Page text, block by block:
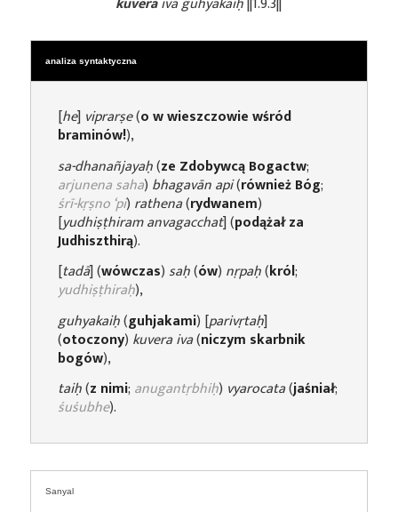
analiza syntaktyczna
[he]viprarṣe(o w wieszczowie wśród
braminów!),
sa-dhanañjayaḥ(ze Zdobywcą Bogactw;
arjunena saha) bhagavān api(również Bóg;
śrī-kṛṣno ‘pi) rathena(rydwanem)
[yudhiṣṭhiram anvagacchat] (podążał za
Judhiszthirą).
[tadā] (wówczas)saḥ(ów) nṛpaḥ(król;
yudhiṣṭhiraḥ),
guhyakaiḥ(guhjakami) [parivṛtaḥ]
(otoczony) kuvera iva(niczym skarbnik
bogów),
taiḥ(z nimi; anugantṛbhiḥ) vyarocata(jaśniał;
śuśubhe).
Sanyal